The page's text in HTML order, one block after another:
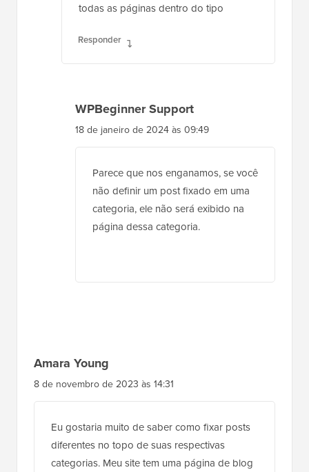
todas as páginas dentro do tipo
Responder
WPBeginner Support
18 de janeiro de 2024 às 09:49
Parece que nos enganamos, se você
não definir um post fixado em uma
categoria, ele não será exibido na
página dessa categoria.
Amara Young
8 de novembro de 2023 às 14:31
Eu gostaria muito de saber como fixar posts
diferentes no topo de suas respectivas
categorias. Meu site tem uma página de blog